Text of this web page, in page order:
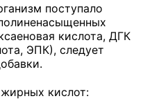
поступало
кислота, ДГК
ЭПК), следует
кислот: